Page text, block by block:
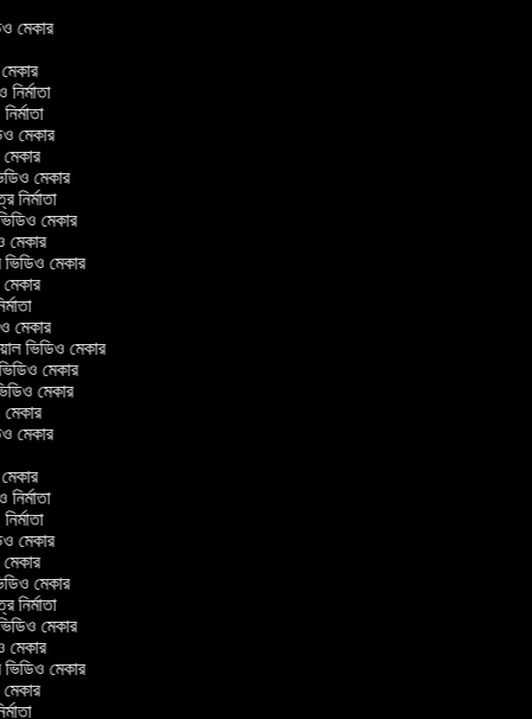
মেকার
নির্মাতা
মেকার
মেকার
মেকার
নির্মাতা
মেকার
মেকার
ভিডিও মেকার
মেকার
মেকার
ভিডিও মেকার
মেকার
মেকার
মেকার
মেকার
নির্মাতা
মেকার
মেকার
মেকার
নির্মাতা
মেকার
মেকার
ভিডিও মেকার
মেকার